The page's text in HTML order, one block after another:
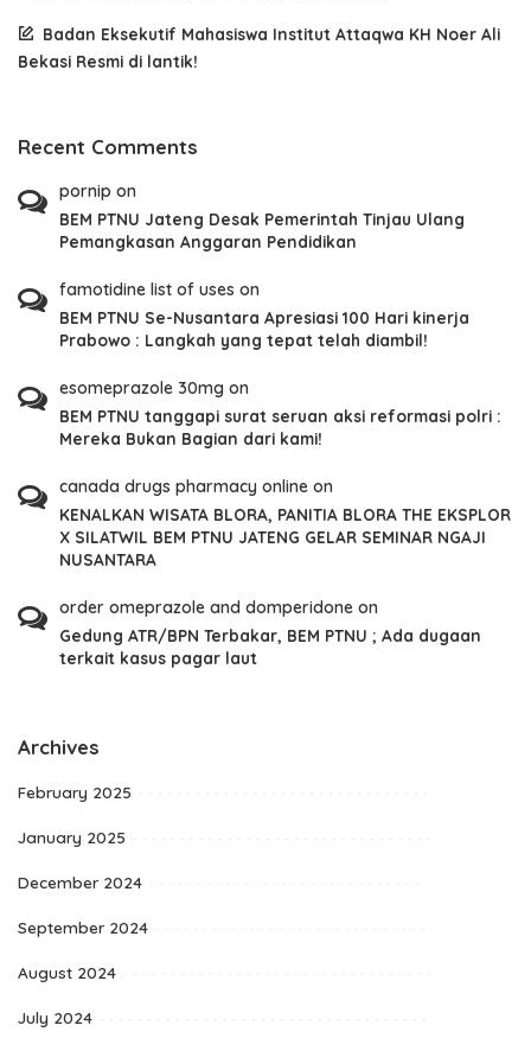
Badan Eksekutif Mahasiswa Institut Attaqwa KH Noer Ali
Bekasi Resmi di lantik!
Recent Comments
pornip on
BEM PTNU Jateng Desak Pemerintah Tinjau Ulang
Pemangkasan Anggaran Pendidikan
famotidine list of uses on
BEM PTNU Se-Nusantara Apresiasi 100 Hari kinerja
Prabowo : Langkah yang tepat telah diambil!
esomeprazole 30mg on
BEM PTNU tanggapi surat seruan aksi reformasi polri :
Mereka Bukan Bagian dari kami!
canada drugs pharmacy online on
KENALKAN WISATA BLORA, PANITIA BLORA THE EKSPLOR
X SILATWIL BEM PTNU JATENG GELAR SEMINAR NGAJI
NUSANTARA
order omeprazole and domperidone on
Gedung ATR/BPN Terbakar, BEM PTNU ; Ada dugaan
terkait kasus pagar laut
Archives
February 2025
January 2025
December 2024
September 2024
August 2024
July 2024